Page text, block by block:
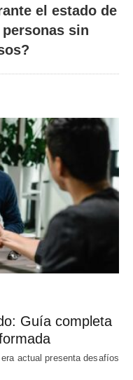
el estado de
sin
Guía completa
actual presenta desafíos